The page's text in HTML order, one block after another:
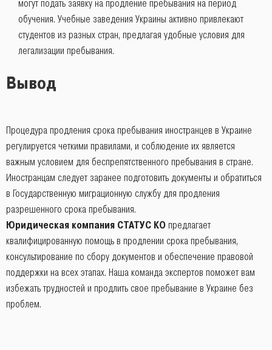
могут подать заявку на продление пребывания на период
обучения. Учебные заведения Украины активно привлекают
студентов из разных стран, предлагая удобные условия для
легализации пребывания.
Вывод
Процедура продления срока пребывания иностранцев в Украине
регулируется четкими правилами, и соблюдение их является
важным условием для беспрепятственного пребывания в стране.
Иностранцам следует заранее подготовить документы и обратиться
в Государственную миграционную службу для продления
разрешенного срока пребывания.
Юридическая компания СТАТУС КО предлагает
квалифицированную помощь в продлении срока пребывания,
консультирование по сбору документов и обеспечение правовой
поддержки на всех этапах. Наша команда экспертов поможет вам
избежать трудностей и продлить свое пребывание в Украине без
проблем.